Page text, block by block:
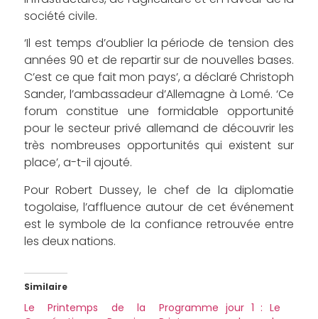
société civile.
‘Il est temps d’oublier la période de tension des
années 90 et de repartir sur de nouvelles bases.
C’est ce que fait mon pays’, a déclaré Christoph
Sander, l’ambassadeur d’Allemagne à Lomé. ‘Ce
forum constitue une formidable opportunité
pour le secteur privé allemand de découvrir les
très nombreuses opportunités qui existent sur
place’, a-t-il ajouté.
Pour Robert Dussey, le chef de la diplomatie
togolaise, l’affluence autour de cet événement
est le symbole de la confiance retrouvée entre
les deux nations.
Similaire
Le Printemps de la
Programme jour 1 : Le